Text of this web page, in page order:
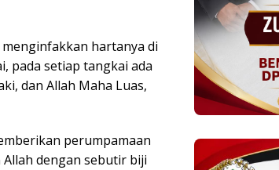
hartanya di
pada setiap tangkai ada
dan Allah Maha Luas,
perumpamaan
dengan sebutir biji